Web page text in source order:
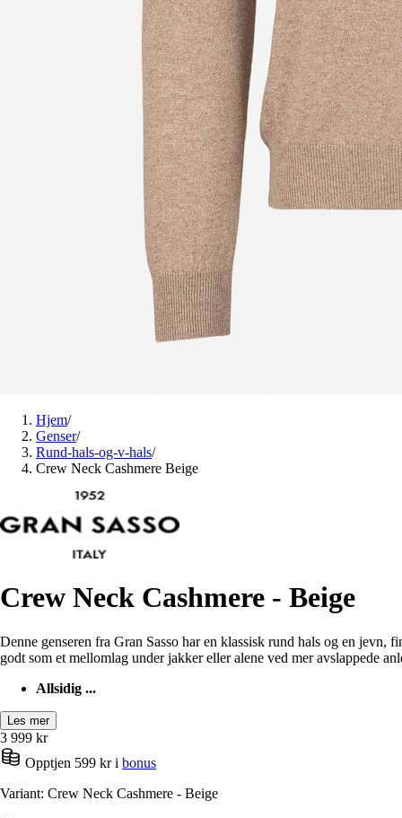
Hjem/
Genser/
Rund-hals-og-v-hals/
Crew Neck Cashmere Beige
Crew Neck Cashmere - Beige
Denne genseren fra Gran Sasso har en klassisk rund hals og en
godt som et mellomlag under jakker eller alene ved mer avslappede
Allsidig ...
Les mer
3 999 kr
Opptjen 599 kr i bonus
Variant: Crew Neck Cashmere - Beige